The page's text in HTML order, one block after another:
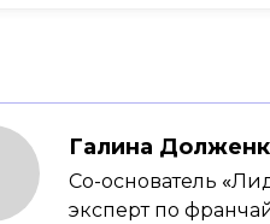
Галина
Со-основатель «
эксперт по